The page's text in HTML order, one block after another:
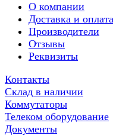
О компании
Доставка и оплата
Производители
Отзывы
Реквизиты
Контакты
Склад в наличии
Коммутаторы
Телеком оборудование
Документы